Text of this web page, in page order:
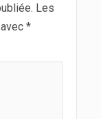
Les
*